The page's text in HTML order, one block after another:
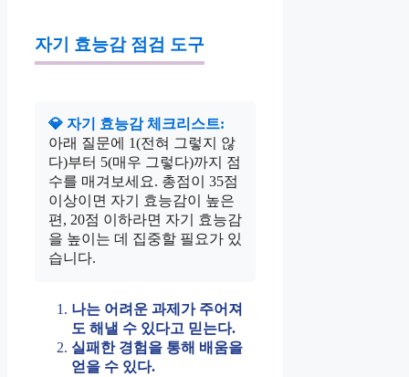
자기 효능감 점검 도구
💎 자기 효능감 체크리스트:
아래 질문에 1(전혀 그렇지 않
다)부터 5(매우 그렇다)까지 점
수를 매겨보세요. 총점이 35점
이상이면 자기 효능감이 높은
편, 20점 이하라면 자기 효능감
을 높이는 데 집중할 필요가 있
습니다.
나는 어려운 과제가 주어져
도 해낼 수 있다고 믿는다.
실패한 경험을 통해 배움을
얻을 수 있다.